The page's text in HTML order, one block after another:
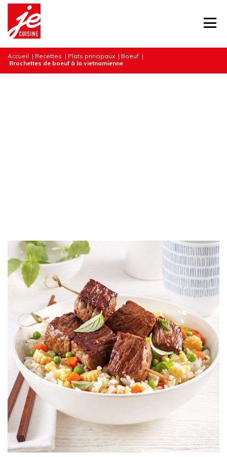
Accueil | Recettes | Plats principaux | Boeuf |
Brochettes de boeuf à la vietnamienne